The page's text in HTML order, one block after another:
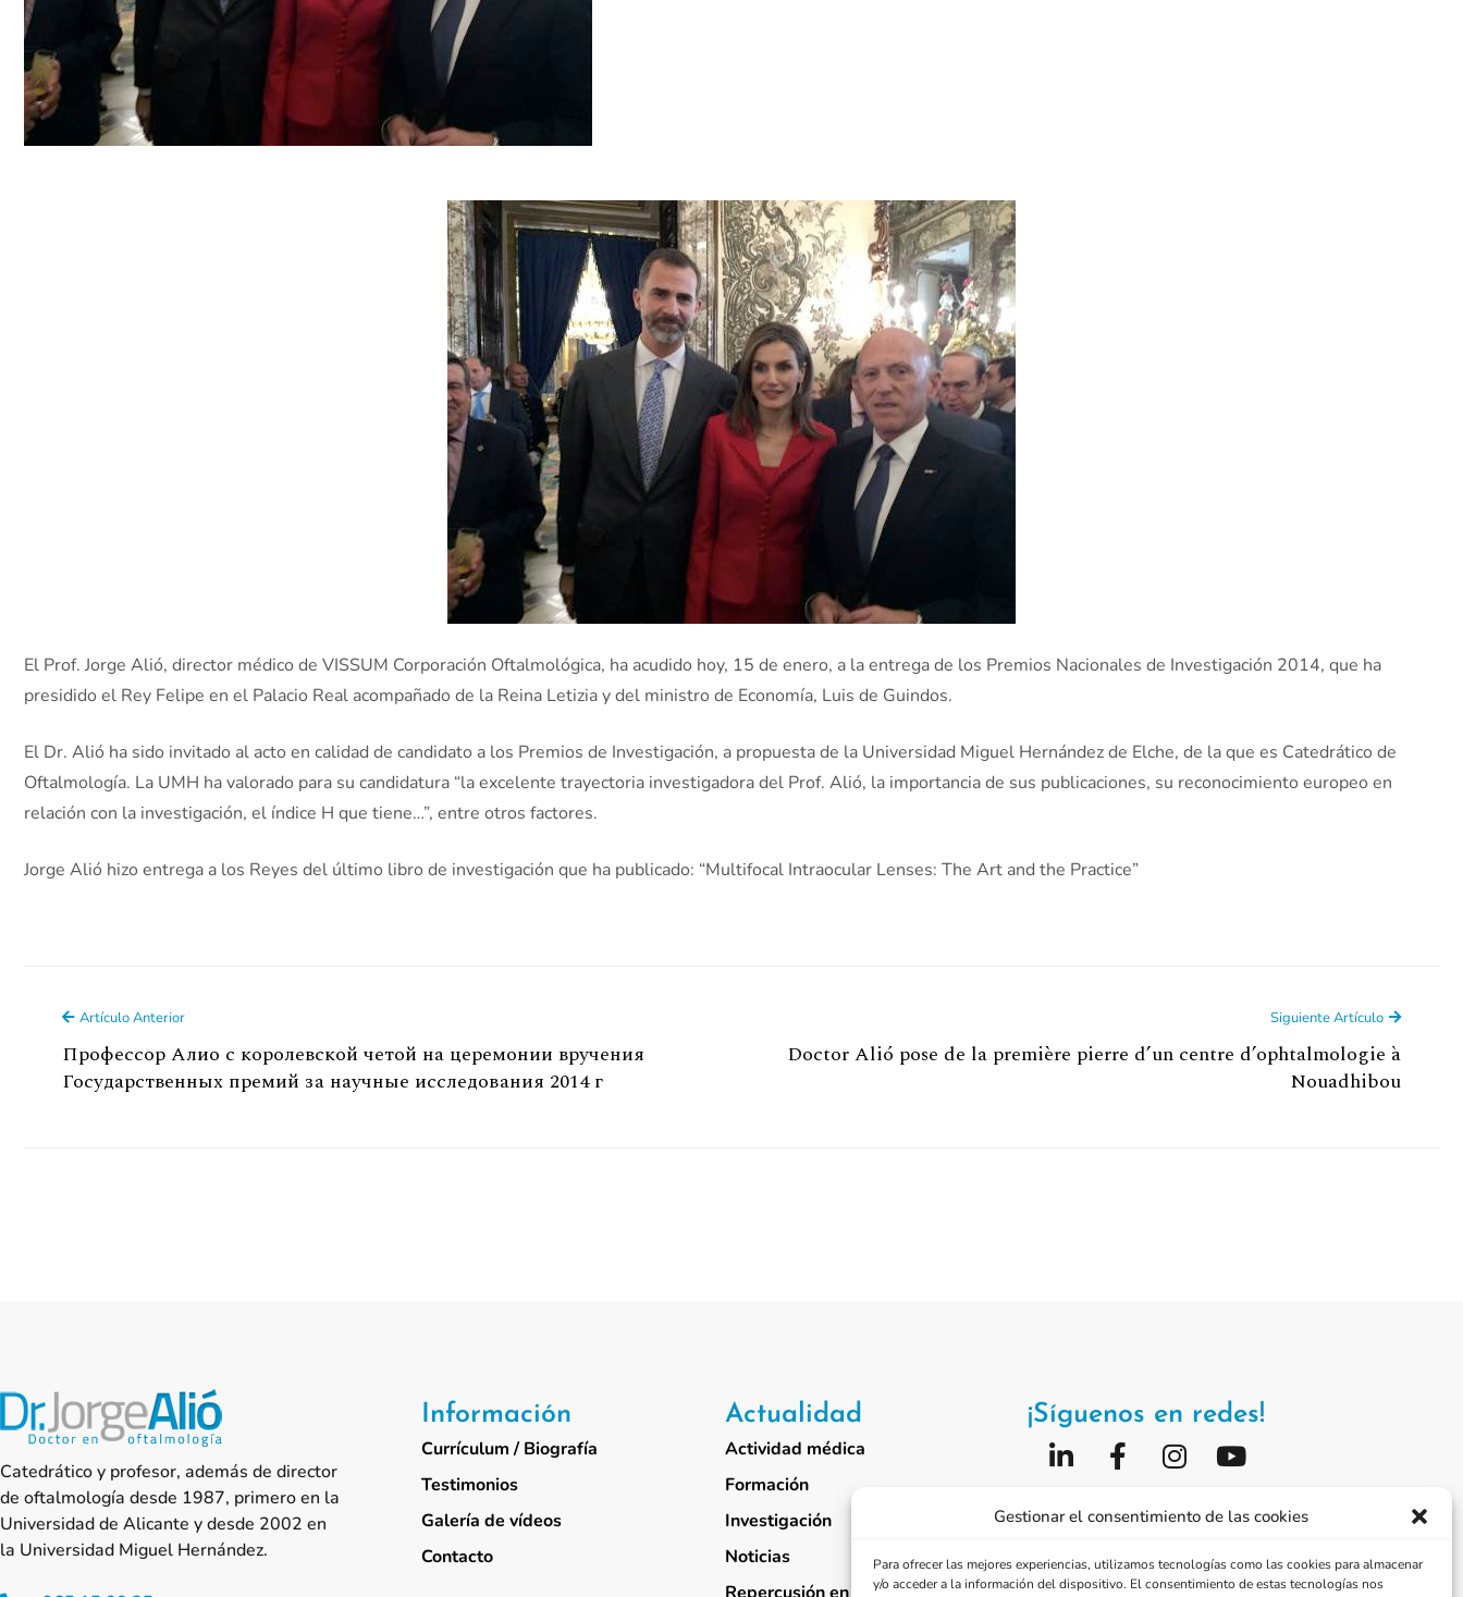
Gestionar el consentimiento de las cookies
Para ofrecer las mejores experiencias, utilizamos tecnologías como las cookies para almacenar
y/o acceder a la información del dispositivo. El consentimiento de estas tecnologías nos
El Prof. Jorge Alió, director médico de VISSUM Corporación Oftalmológica, ha acudido hoy, 15 de enero, a la entrega de los Premios Nacionales de Investigación 2014, que ha
presidido el Rey Felipe en el Palacio Real acompañado de la Reina Letizia y del ministro de Economía, Luis de Guindos.
El Dr. Alió ha sido invitado al acto en calidad de candidato a los Premios de Investigación, a propuesta de la Universidad Miguel Hernández de Elche, de la que es Catedrático de
Oftalmología. La UMH ha valorado para su candidatura “la excelente trayectoria investigadora del Prof. Alió, la importancia de sus publicaciones, su reconocimiento europeo en
relación con la investigación, el índice H que tiene…”, entre otros factores.
Jorge Alió hizo entrega a los Reyes del último libro de investigación que ha publicado: “Multifocal Intraocular Lenses: The Art and the Practice”
Artículo Anterior
Профессор Алио с королевской четой на церемонии вручения
Государственных премий за научные исследования 2014 г
Siguiente Artículo
Doctor Alió pose de la première pierre d’un centre d’ophtalmologie à
Nouadhibou
Catedrático y profesor, además de director
de oftalmología desde 1987, primero en la
Universidad de Alicante y desde 2002 en
la Universidad Miguel Hernández.
Información
Currículum / Biografía
Testimonios
Galería de vídeos
Contacto
Actualidad
Actividad médica
Formación
Investigación
Noticias
¡Síguenos en redes!
Fundación Jorge Alió
Vissum Corporación